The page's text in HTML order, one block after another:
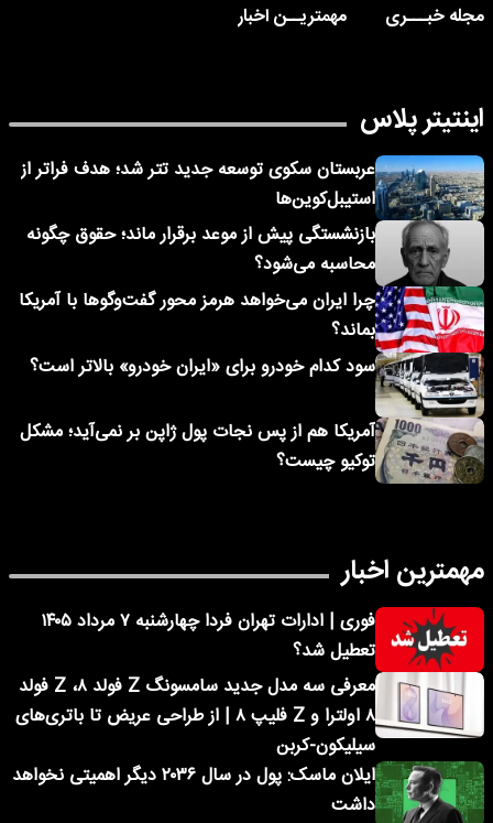
مجله خبـــری
مهمتریــن اخبار
اینتیتر پلاس
عربستان سکوی توسعه جدید تتر شد؛ هدف فراتر از
استیبل‌کوین‌ها
بازنشستگی پیش از موعد برقرار ماند؛ حقوق چگونه
محاسبه می‌شود؟
چرا ایران می‌خواهد هرمز محور گفت‌وگوها با آمریکا
بماند؟
سود کدام خودرو برای «ایران خودرو» بالاتر است؟
آمریکا هم از پس نجات پول ژاپن بر نمی‌آید؛ مشکل
توکیو چیست؟
مهمترین اخبار
فوری | ادارات تهران فردا چهارشنبه ۷ مرداد ۱۴۰۵
تعطیل شد؟
معرفی سه مدل جدید سامسونگ Z فولد ۸، Z فولد
۸ اولترا و Z فلیپ ۸ | از طراحی عریض تا باتری‌های
سیلیکون-کربن
ایلان ماسک: پول در سال ۲۰۳۶ دیگر اهمیتی نخواهد
داشت